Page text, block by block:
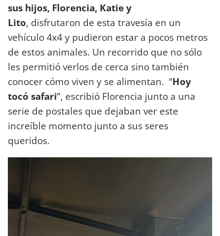
sus hijos, Florencia, Katie y
Lito, disfrutaron de esta travesía en un
vehículo 4x4 y pudieron estar a pocos metros
de estos animales. Un recorrido que no sólo
les permitió verlos de cerca sino también
conocer cómo viven y se alimentan. “Hoy
tocó safari”, escribió Florencia junto a una
serie de postales que dejaban ver este
increíble momento junto a sus seres
queridos.